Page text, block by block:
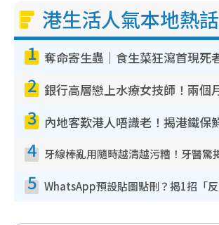
港生活人氣本地熱話
1
2
3
4
5